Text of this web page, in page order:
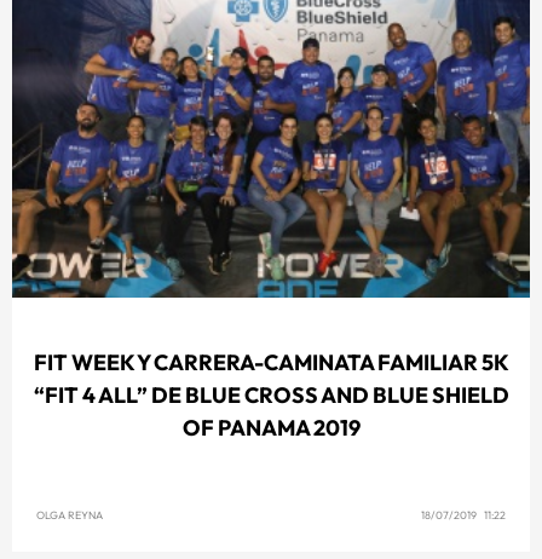
FIT WEEK Y CARRERA-CAMINATA FAMILIAR 5K
“FIT 4 ALL” DE BLUE CROSS AND BLUE SHIELD
OF PANAMA 2019
OLGA REYNA 18/07/2019 11:22